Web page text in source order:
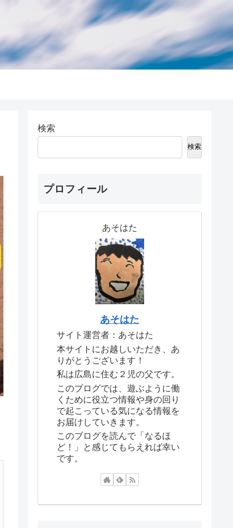
検索
検索
プロフィール
あそはた
あそはた
サイト運営者：あそはた
本サイトにお越しいただき、あ
りがとうございます！
私は広島に住む２児の父です。
このブログでは、遊ぶように働
くために役立つ情報や身の回り
で起こっている気になる情報を
お届けしていきます。
このブログを読んで「なるほ
ど！」と感じてもらえれば幸い
です。